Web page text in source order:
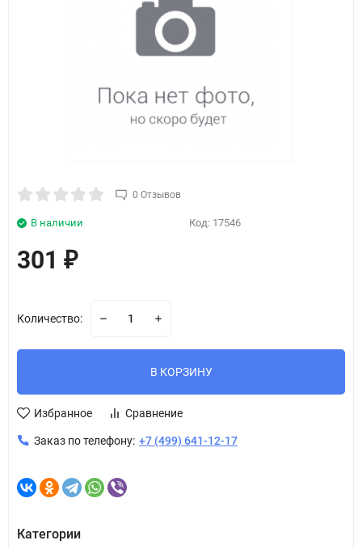
0 Отзывов
Код: 17546
В наличии
301 ₽
Количество:
В КОРЗИНУ
Избранное Сравнение
Заказ по телефону: +7 (499) 641-12-17
Категории